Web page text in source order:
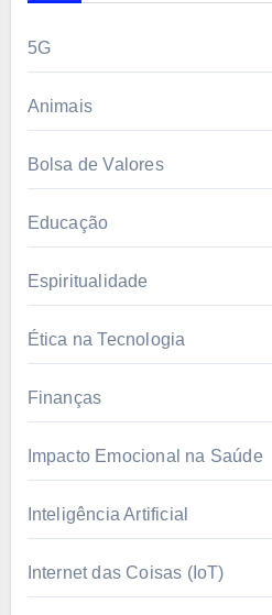
5G
Animais
Bolsa de Valores
Educação
Espiritualidade
Ética na Tecnologia
Finanças
Impacto Emocional na Saúde
Inteligência Artificial
Internet das Coisas (IoT)